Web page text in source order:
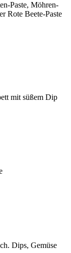
Paste, Möhren-
Rote Beete-Paste
mit süßem Dip
Dips, Gemüse